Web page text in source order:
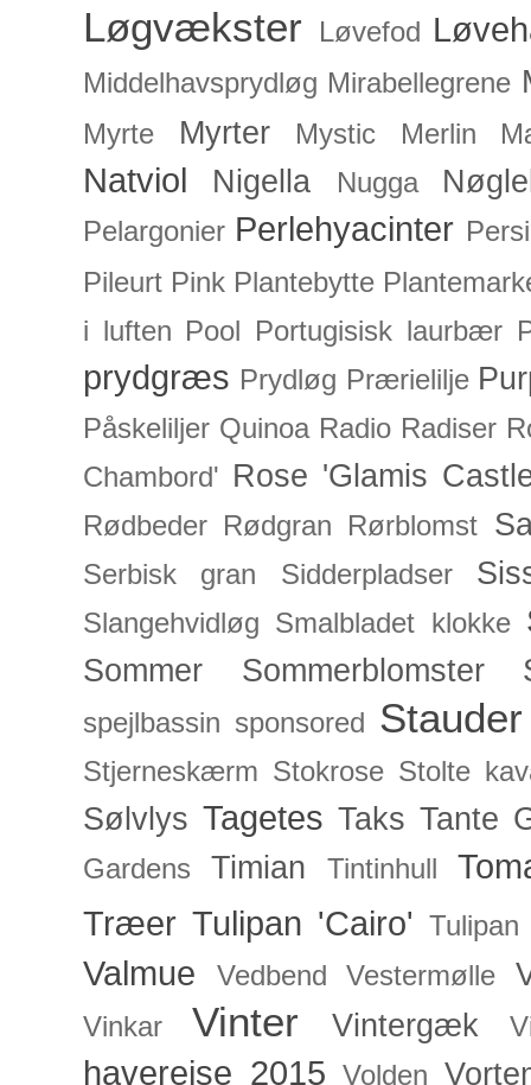
Løgvækster Løvefod
Middelhavsprydløg Mirabellegrene
Myrte Myrter Mystic Merlin
Natviol Nigella Nugga
Pelargonier Perlehyacinter
Pileurt Pink Plantebytte
i luften
Pool Portugisisk laurbær
prydgræs Prydløg Prærielilje
Påskeliljer Quinoa Radio Radiser
Chambord' Rose 'Glamis
Rødbeder Rødgran Rørblomst
Serbisk gran Sidderpladser
Slangehvidløg Smalbladet klokke
Sommer Sommerblomster
spejlbassin sponsored Stauder
Stjerneskærm Stokrose Stolte
Sølvlys Tagetes Taks Tante
Gardens Timian Tintinhull
Træer Tulipan 'Cairo'
Valmue Vedbend Vestermølle
Vinkar Vinter Vintergæk
haverejse 2015 Volden